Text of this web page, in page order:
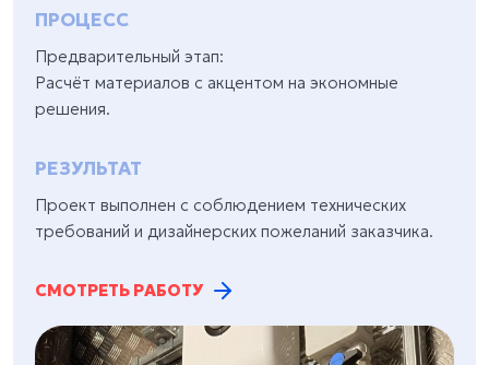
ПРОЦЕСС
Предварительный этап:
Расчёт материалов с акцентом на экономные
решения.
РЕЗУЛЬТАТ
Проект выполнен с соблюдением технических
требований и дизайнерских пожеланий заказчика.
СМОТРЕТЬ РАБОТУ